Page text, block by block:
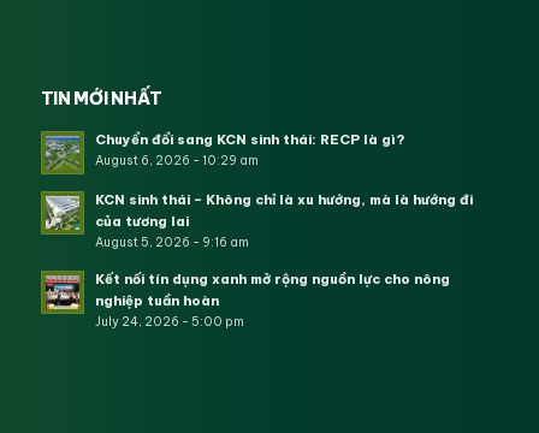
TIN MỚI NHẤT
Chuyển đổi sang KCN sinh thái: RECP là gì?
August 6, 2026 - 10:29 am
KCN sinh thái – Không chỉ là xu hướng, mà là hướng đi
của tương lai
August 5, 2026 - 9:16 am
Kết nối tín dụng xanh mở rộng nguồn lực cho nông
nghiệp tuần hoàn
July 24, 2026 - 5:00 pm